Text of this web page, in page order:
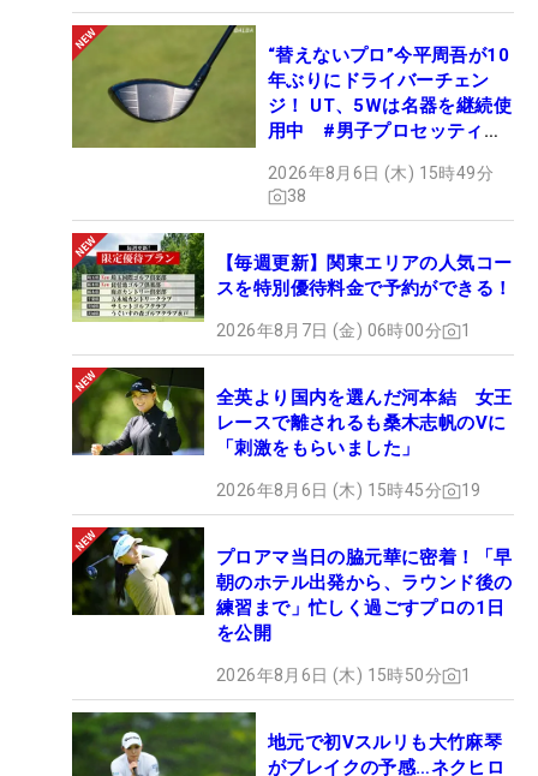
“替えないプロ”今平周吾が10
年ぶりにドライバーチェン
ジ！ UT、5Wは名器を継続使
用中 #男子プロセッティン
2026年8月6日 (木) 15時49分
38
【毎週更新】関東エリアの人気コー
スを特別優待料金で予約ができる！
2026年8月7日 (金) 06時00分 1
全英より国内を選んだ河本結 女王
レースで離されるも桑木志帆のVに
「刺激をもらいました」
2026年8月6日 (木) 15時45分 19
プロアマ当日の脇元華に密着！「早
朝のホテル出発から、ラウンド後の
練習まで」忙しく過ごすプロの1日
を公開
2026年8月6日 (木) 15時50分 1
地元で初Vスルリも大竹麻琴
がブレイクの予感…ネクヒロ